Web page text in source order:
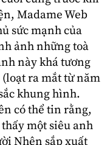
Madame Web
sức mạnh của
ảnh những toà
này khá tương
ra mắt từ năm
khung hình.
có thể tin rằng,
một siêu anh
Nhện sắp xuất